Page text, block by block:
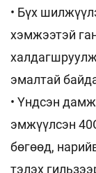
• Бүх
хэмжээтэй
эмалтай
• Үндсэн
эмжүүлсэн
бөгөөд,
тэлэх